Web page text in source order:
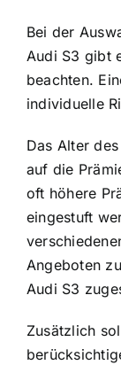
Bei der
Audi S3 gibt
beachten.
individuelle
Das Alter
auf die
oft höhere
eingestuft
Angeboten
Audi S3
Zusätzlich